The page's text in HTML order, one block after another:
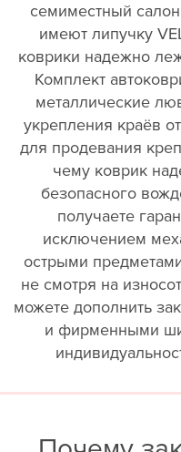
семиместный
имеют липучку
коврики надежно
Комплект
металлические
укрепления краёв
для продевания
чему коврик
безопасного
получаете
исключением
острыми
не смотря на
можете дополнить
и фирменными